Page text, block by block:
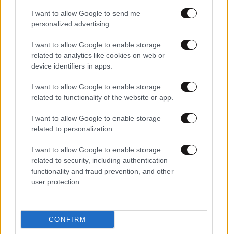
I want to allow Google to send me
personalized advertising.
I want to allow Google to enable storage
related to analytics like cookies on web or
device identifiers in apps.
I want to allow Google to enable storage
related to functionality of the website or app.
I want to allow Google to enable storage
related to personalization.
I want to allow Google to enable storage
related to security, including authentication
functionality and fraud prevention, and other
user protection.
CONFIRM
Σπαράγγια με αυγό